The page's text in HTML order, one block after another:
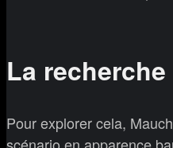
La recherche
Pour explorer cela,